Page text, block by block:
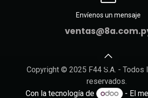
Envíenos un mensaje
Copyright © 2025 F44 S.A. - Todos
reservados.
Con la tecnología de
- El